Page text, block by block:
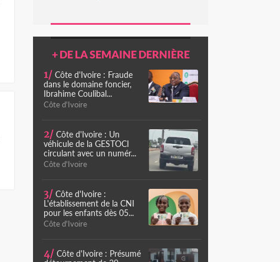
+ DE LA SEMAINE DERNIÈRE
1/ Côte d'Ivoire : Fraude
dans le domaine foncier,
Ibrahime Coulibal...
Côte d'Ivoire
2/ Côte d'Ivoire : Un
véhicule de la GESTOCI
circulant avec un numér...
Côte d'Ivoire
3/ Côte d'Ivoire :
L'établissement de la CNI
pour les enfants dès 05...
Côte d'Ivoire
4/ Côte d'Ivoire : Présumé